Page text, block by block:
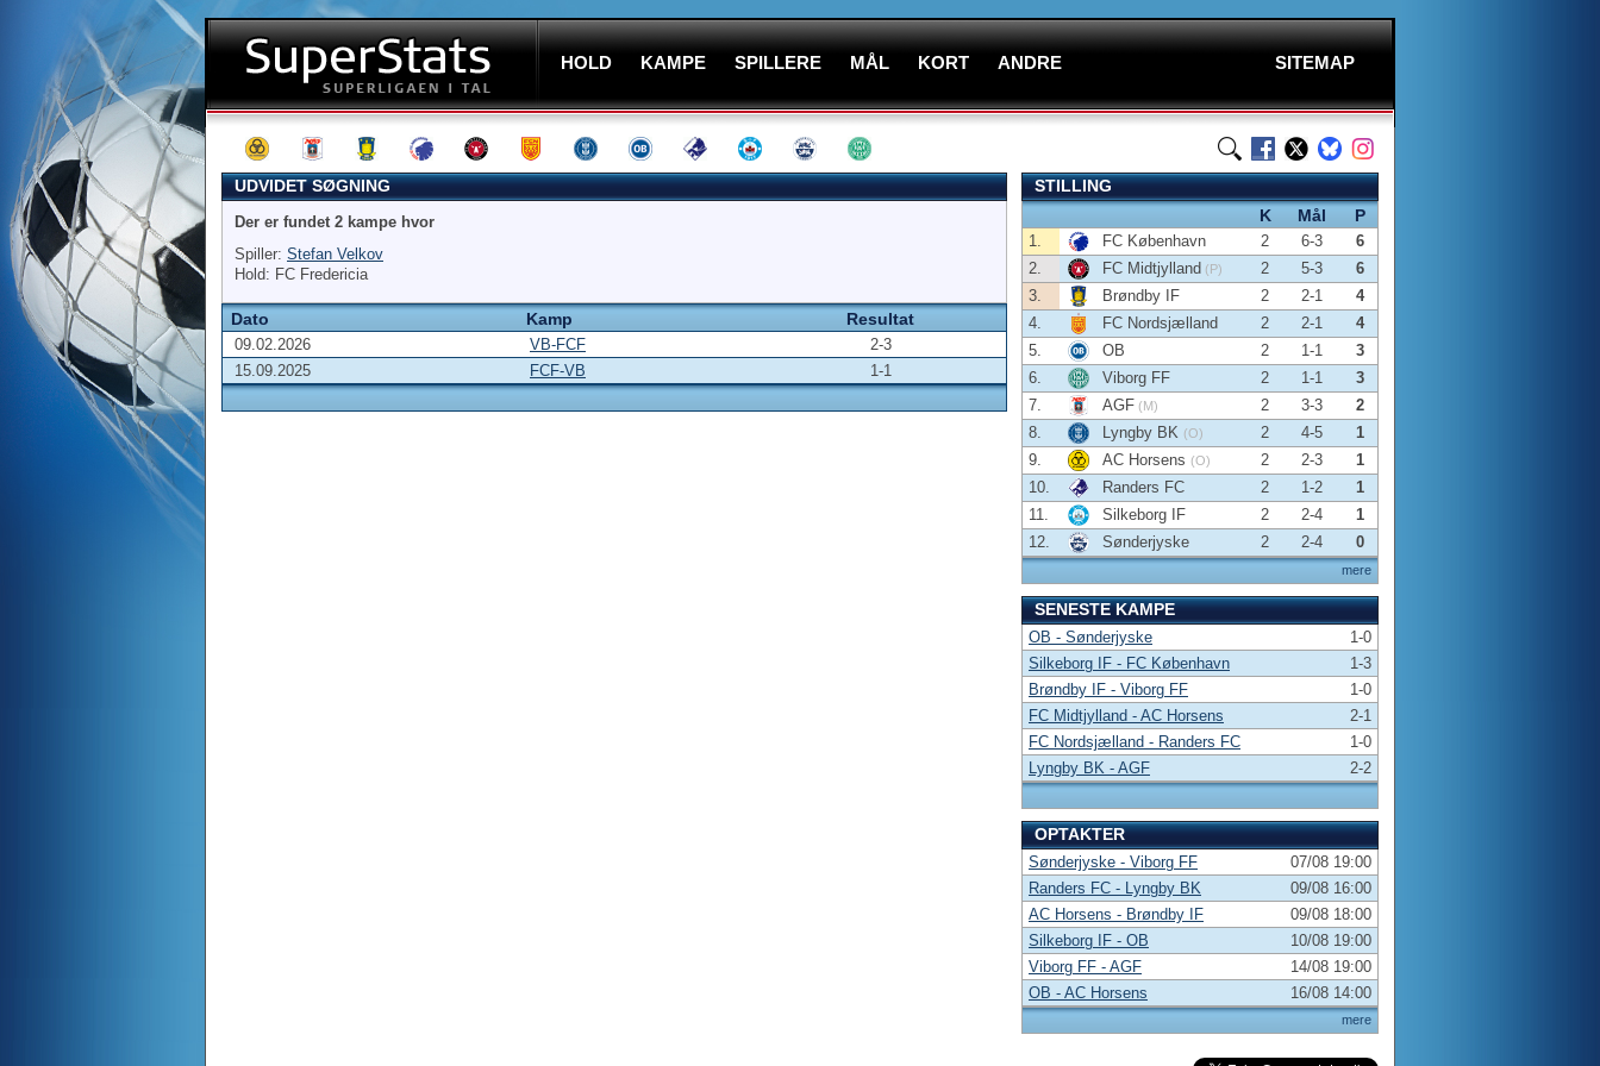
HOLD KAMPE SPILLERE MÅL KORT ANDRE SITEMAP
UDVIDET SØGNING
Der er fundet 2 kampe hvor
Spiller: Stefan Velkov
Hold: FC Fredericia
Dato Kamp Resultat
09.02.2026 VB-FCF
2-3
15.09.2025
FCF-VB 1-1
STILLING
K
Mål P
mere
1. FC København 2 6-3
6
2.
FC Midtjylland (P) 2 5-3
6
3.
Brøndby IF 2 2-1
4
4.
FC Nordsjælland 2 2-1
4
5.
OB 2 1-1
3
6.
Viborg FF 2 1-1
3
7.
AGF (M) 2 3-3
2
8.
Lyngby BK (O) 2 4-5
1
9.
AC Horsens (O) 2 2-3
1
10.
Randers FC 2 1-2
1
11.
Silkeborg IF 2 2-4
1
12.
Sønderjyske 2 2-4 0
SENESTE KAMPE
OB - Sønderjyske
1-0
Silkeborg IF - FC København
1-3
Brøndby IF - Viborg FF
1-0
FC Midtjylland - AC Horsens
2-1
FC Nordsjælland - Randers FC
1-0
Lyngby BK - AGF
2-2
OPTAKTER
mere
Sønderjyske - Viborg FF
07/08 19:00
Randers FC - Lyngby BK
09/08 16:00
AC Horsens - Brøndby IF
09/08 18:00
Silkeborg IF - OB
10/08 19:00
Viborg FF - AGF
14/08 19:00
OB - AC Horsens
16/08 14:00